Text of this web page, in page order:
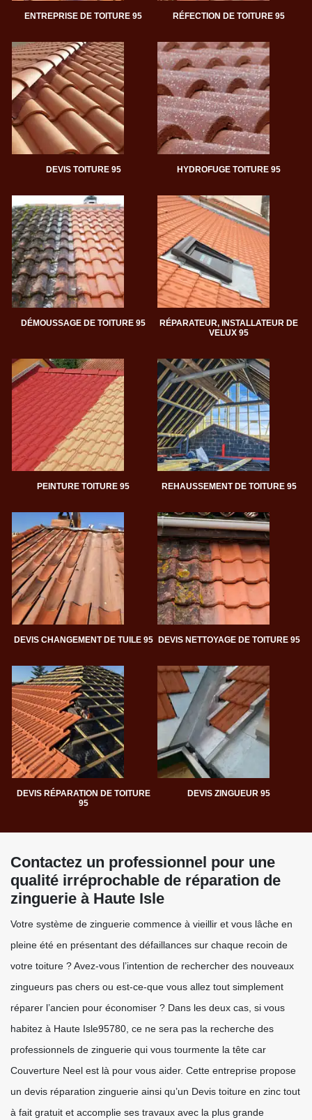
ENTREPRISE DE TOITURE 95 RÉFECTION DE TOITURE 95
DEVIS TOITURE 95 HYDROFUGE TOITURE 95
DÉMOUSSAGE DE TOITURE 95
RÉPARATEUR, INSTALLATEUR DE
VELUX 95
PEINTURE TOITURE 95 REHAUSSEMENT DE TOITURE 95
DEVIS CHANGEMENT DE TUILE 95 DEVIS NETTOYAGE DE TOITURE 95
DEVIS RÉPARATION DE TOITURE
95
DEVIS ZINGUEUR 95
Contactez un professionnel pour une
qualité irréprochable de réparation de
zinguerie à Haute Isle
Votre système de zinguerie commence à vieillir et vous lâche en
pleine été en présentant des défaillances sur chaque recoin de
votre toiture ? Avez-vous l’intention de rechercher des nouveaux
zingueurs pas chers ou est-ce-que vous allez tout simplement
réparer l’ancien pour économiser ? Dans les deux cas, si vous
habitez à Haute Isle95780, ce ne sera pas la recherche des
professionnels de zinguerie qui vous tourmente la tête car
Couverture Neel est là pour vous aider. Cette entreprise propose
un devis réparation zinguerie ainsi qu’un Devis toiture en zinc tout
à fait gratuit et accomplie ses travaux avec la plus grande